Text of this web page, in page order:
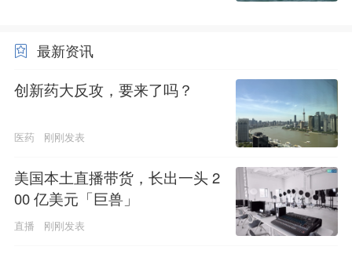
最新资讯
创新药大反攻，要来了吗？
医药 刚刚发表
美国本土直播带货，长出一头 2
00 亿美元「巨兽」
直播 刚刚发表